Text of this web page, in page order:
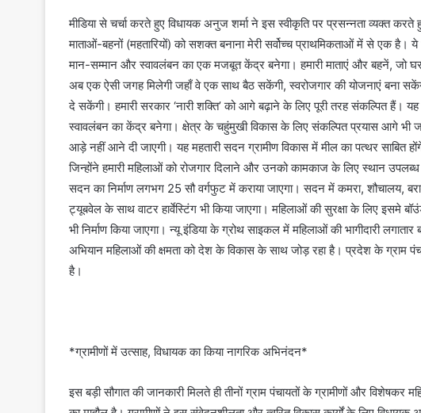
मीडिया से चर्चा करते हुए विधायक अनुज शर्मा ने इस स्वीकृति पर प्रसन्नता व्यक्त करते
माताओं-बहनों (महतारियों) को सशक्त बनाना मेरी सर्वोच्च प्राथमिकताओं में से एक है।
मान-सम्मान और स्वावलंबन का एक मजबूत केंद्र बनेगा। हमारी माताएं और बहनें, जो
अब एक ऐसी जगह मिलेगी जहाँ वे एक साथ बैठ सकेंगी, स्वरोजगार की योजनाएं बना
दे सकेंगी। हमारी सरकार ‘नारी शक्ति’ को आगे बढ़ाने के लिए पूरी तरह संकल्पित
स्वावलंबन का केंद्र बनेगा। क्षेत्र के चहुंमुखी विकास के लिए संकल्पित प्रयास आगे भी
आड़े नहीं आने दी जाएगी। यह महतारी सदन ग्रामीण विकास में मील का पत्थर साबित
जिन्होंने हमारी महिलाओं को रोजगार दिलाने और उनको कामकाज के लिए स्थान उपलब्ध
सदन का निर्माण लगभग 25 सौ वर्गफुट में कराया जाएगा। सदन में कमरा, शौचालय,
ट्यूबवेल के साथ वाटर हार्वेस्टिंग भी किया जाएगा। महिलाओं की सुरक्षा के लिए इसमे
भी निर्माण किया जाएगा। न्यू इंडिया के ग्रोथ साइकल में महिलाओं की भागीदारी
अभियान महिलाओं की क्षमता को देश के विकास के साथ जोड़ रहा है। प्रदेश के ग्राम
है।
*ग्रामीणों में उत्साह, विधायक का किया नागरिक अभिनंदन*
इस बड़ी सौगात की जानकारी मिलते ही तीनों ग्राम पंचायतों के ग्रामीणों और विशेषकर